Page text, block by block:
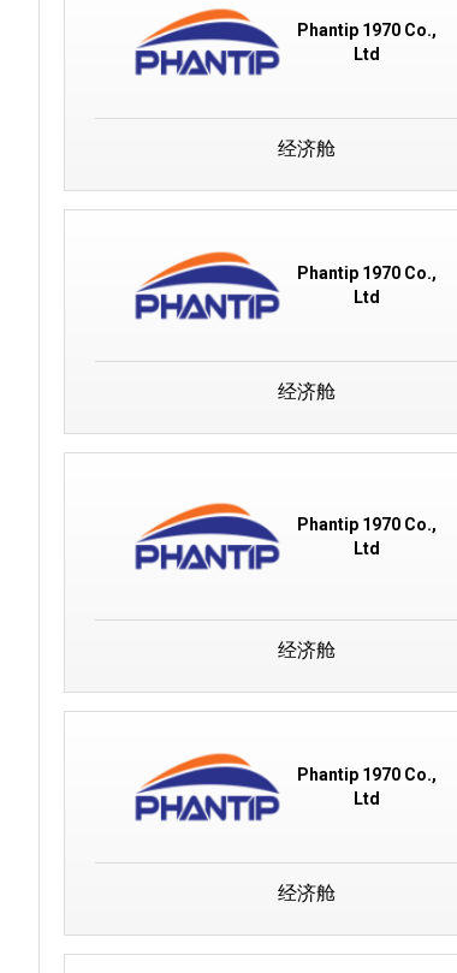
Phantip 1970 Co.,
Ltd
经济舱
Phantip 1970 Co.,
Ltd
经济舱
Phantip 1970 Co.,
Ltd
经济舱
Phantip 1970 Co.,
Ltd
经济舱